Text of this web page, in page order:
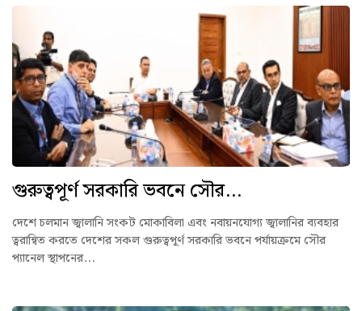
গুরুত্বপূর্ণ সরকারি ভবনে সৌর...
দেশে চলমান জ্বালানি সংকট মোকাবিলা এবং নবায়নযোগ্য জ্বালানির ব্যবহার
ত্বরান্বিত করতে দেশের সকল গুরুত্বপূর্ণ সরকারি ভবনে পর্যায়ক্রমে সৌর
প্যানেল স্থাপনের...